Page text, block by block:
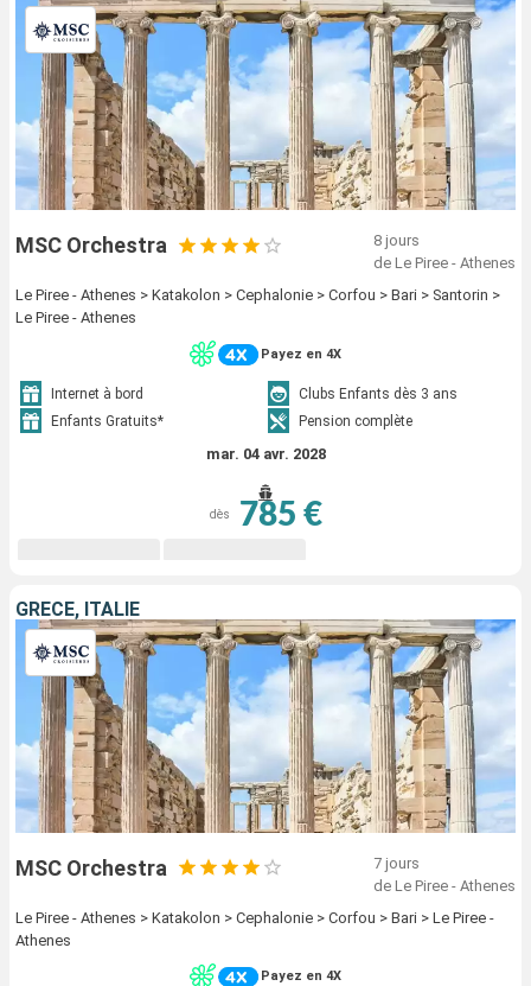
MSC Orchestra
8 jours
de Le Piree - Athenes
Le Piree - Athenes > Katakolon > Cephalonie > Corfou > Bari > Santorin >
Le Piree - Athenes
Payez en 4X
Internet à bord
Clubs Enfants dès 3 ans
Enfants Gratuits*
Pension complète
mar. 04 avr. 2028
dès 785 €
GRÈCE, ITALIE
MSC Orchestra
7 jours
de Le Piree - Athenes
Le Piree - Athenes > Katakolon > Cephalonie > Corfou > Bari > Le Piree -
Athenes
Payez en 4X